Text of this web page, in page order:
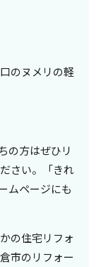
のヌメリの軽
の方はぜひリ
さい。「きれ
ムページにも
の住宅リフォ
市のリフォー